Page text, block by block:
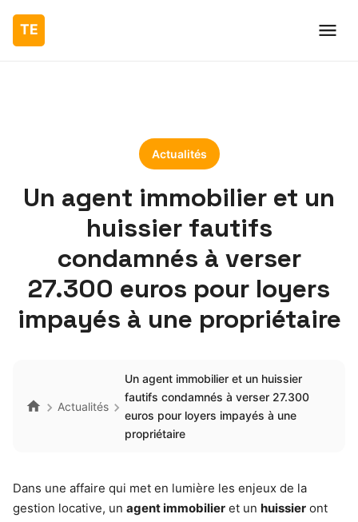
Actualités
Un agent immobilier et un
huissier fautifs
condamnés à verser
27.300 euros pour loyers
impayés à une propriétaire
Actualités
Un agent immobilier et un huissier
fautifs condamnés à verser 27.300
euros pour loyers impayés à une
propriétaire
Dans une affaire qui met en lumière les enjeux de la
gestion locative, un agent immobilier et un huissier ont